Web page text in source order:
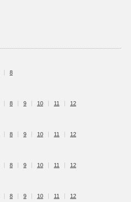
8
8 9 10 11 12
8 9 10 11 12
8 9 10 11 12
8 9 10 11 12